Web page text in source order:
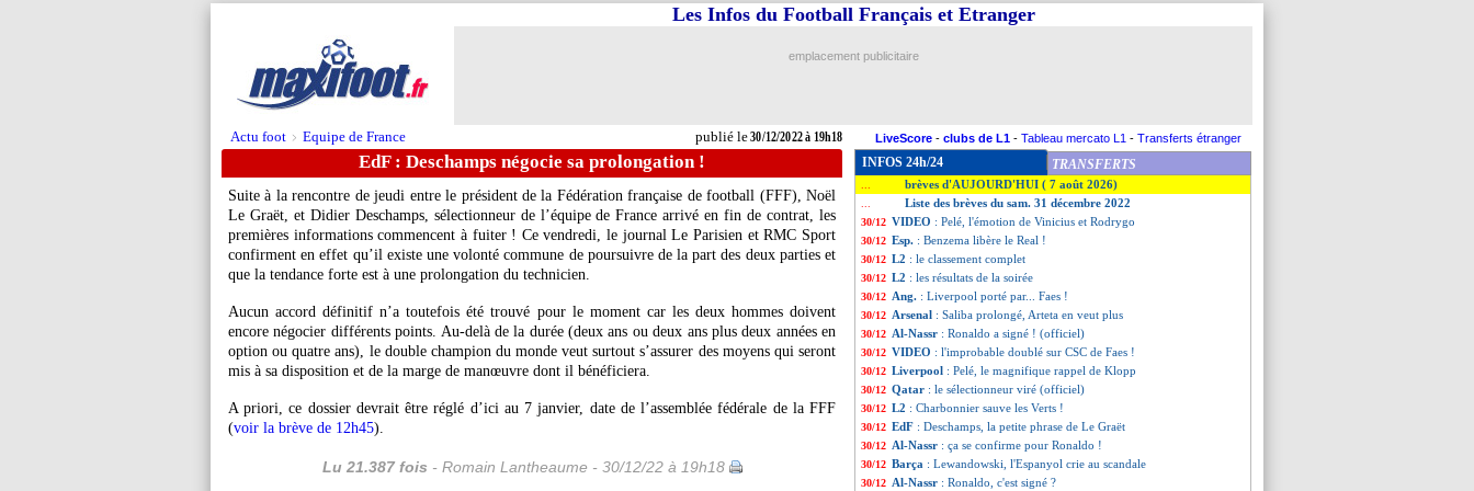
Actu foot > Equipe de France publié le30/12/2022 à 19h18
Les Infos du Football Français et Etranger
emplacement publicitaire
LiveScore - clubs de L1 - Tableau mercato L1 - Transferts étranger
EdF : Deschamps négocie sa prolongation !
Suite à la rencontre de jeudi entre le président de la Fédération française de football (FFF), Noël
Le Graët, et Didier Deschamps, sélectionneur de l’équipe de France arrivé en fin de contrat, les
premières informations commencent à fuiter ! Ce vendredi, le journal Le Parisien et RMC Sport
confirment en effet qu’il existe une volonté commune de poursuivre de la part des deux parties et
que la tendance forte est à une prolongation du technicien.
Aucun accord définitif n’a toutefois été trouvé pour le moment car les deux hommes doivent
encore négocier différents points. Au-delà de la durée (deux ans ou deux ans plus deux années en
option ou quatre ans), le double champion du monde veut surtout s’assurer des moyens qui seront
mis à sa disposition et de la marge de manœuvre dont il bénéficiera.
A priori, ce dossier devrait être réglé d’ici au 7 janvier, date de l’assemblée fédérale de la FFF
(voir la brève de 12h45).
Lu 21.387 fois - Romain Lantheaume - 30/12/22 à 19h18
INFOS 24h/24 TRANSFERTS
brèves d'AUJOURD'HUI ( 7 août 2026)
Liste des brèves du sam. 31 décembre 2022
30/12 VIDEO : Pelé, l'émotion de Vinicius et Rodrygo
30/12 Esp. : Benzema libère le Real !
30/12 L2 : le classement complet
30/12 L2 : les résultats de la soirée
30/12 Ang. : Liverpool porté par... Faes !
30/12 Arsenal : Saliba prolongé, Arteta en veut plus
30/12 Al-Nassr : Ronaldo a signé ! (officiel)
30/12 VIDEO : l'improbable doublé sur CSC de Faes !
30/12 Liverpool : Pelé, le magnifique rappel de Klopp
30/12 Qatar : le sélectionneur viré (officiel)
30/12 L2 : Charbonnier sauve les Verts !
30/12 EdF : Deschamps, la petite phrase de Le Graët
30/12 Al-Nassr : ça se confirme pour Ronaldo !
30/12 Barça : Lewandowski, l'Espanyol crie au scandale
30/12 Al-Nassr : Ronaldo, c'est signé ?